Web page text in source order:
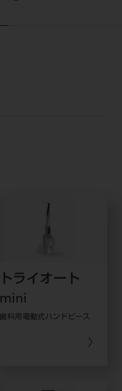
トライオート
mini
歯科用電動式ハンドピース